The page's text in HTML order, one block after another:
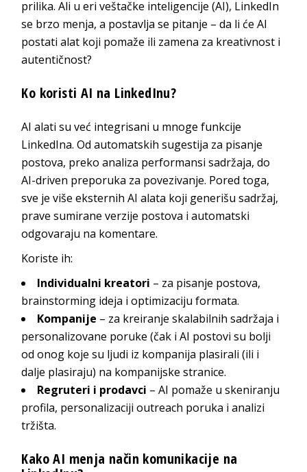
prilika. Ali u eri veštačke inteligencije (AI), LinkedIn
se brzo menja, a postavlja se pitanje – da li će AI
postati alat koji pomaže ili zamena za kreativnost i
autentičnost?
Ko koristi AI na LinkedInu?
AI alati su već integrisani u mnoge funkcije
LinkedIna. Od automatskih sugestija za pisanje
postova, preko analiza performansi sadržaja, do
AI-driven preporuka za povezivanje. Pored toga,
sve je više eksternih AI alata koji generišu sadržaj,
prave sumirane verzije postova i automatski
odgovaraju na komentare.
Koriste ih:
Individualni kreatori – za pisanje postova,
brainstorming ideja i optimizaciju formata.
Kompanije – za kreiranje skalabilnih sadržaja i
personalizovane poruke (čak i AI postovi su bolji
od onog koje su ljudi iz kompanija plasirali (ili i
dalje plasiraju) na kompanijske stranice.
Regruteri i prodavci – AI pomaže u skeniranju
profila, personalizaciji outreach poruka i analizi
tržišta.
Kako AI menja način komunikacije na